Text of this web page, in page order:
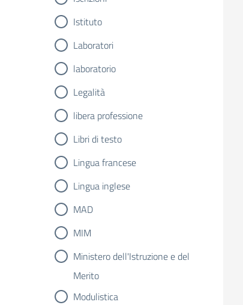
Istituto
Laboratori
laboratorio
Legalità
libera professione
Libri di testo
Lingua francese
Lingua inglese
MAD
MIM
Ministero dell'Istruzione e del
Merito
Modulistica